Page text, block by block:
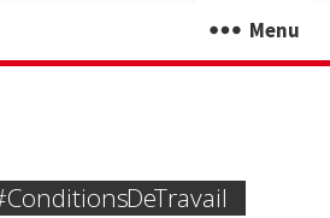
Menu
De Travail